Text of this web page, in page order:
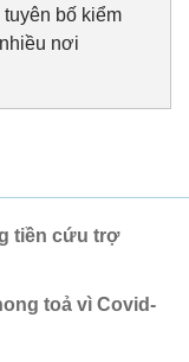
tuyên bố kiểm
nơi
tiền cứu trợ
toả vì Covid-